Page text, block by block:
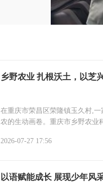
乡野农业 扎根沃土，以
在重庆市荣昌区荣隆镇玉久村,
农的生动画卷。重庆市乡野农业
2026-07-27 17:56
以语赋能成长 展现少年风